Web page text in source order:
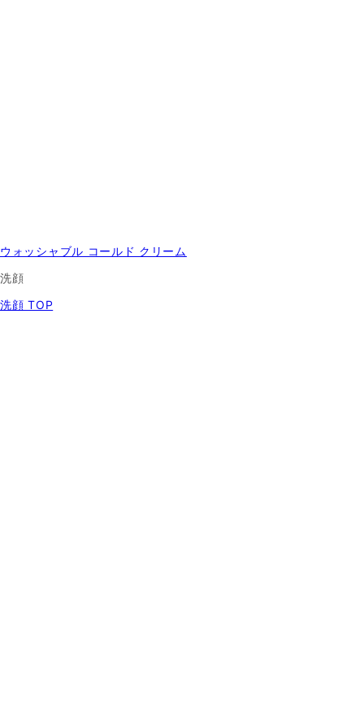
ウォッシャブル コールド クリーム
洗顔
洗顔 TOP